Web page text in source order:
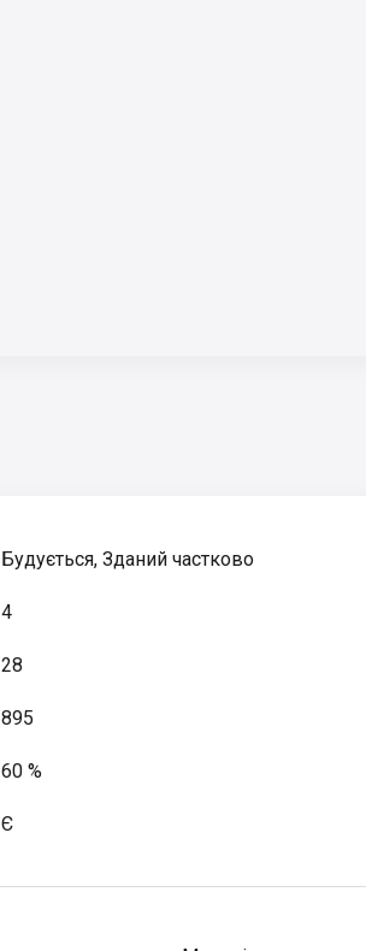
Будується, Зданий частково
4
28
895
60 %
Є